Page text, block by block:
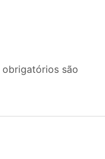
obrigatórios são